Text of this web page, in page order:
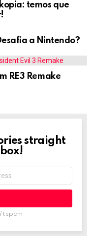
temos que
a Nintendo?
RE3 Remake
straight
spam